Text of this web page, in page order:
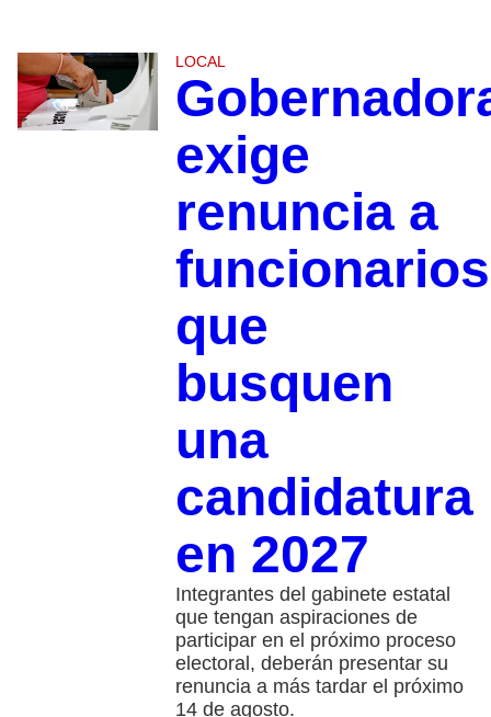
LOCAL
exige
renuncia a
funcionarios
que
busquen
una
candidatura
en 2027
Integrantes del gabinete estatal
que tengan aspiraciones de
participar en el próximo proceso
electoral, deberán presentar su
renuncia a más tardar el próximo
14 de agosto.